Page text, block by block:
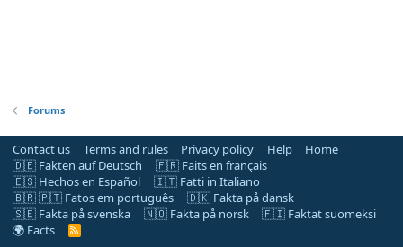
Forums
Contact us Terms and rules Privacy policy Help
Home
🇩🇪 Fakten auf Deutsch
🇫🇷 Faits en français
🇪🇸 Hechos en Español
🇮🇹 Fatti in Italiano
🇧🇷 🇵🇹 Fatos em português
🇩🇰 Fakta på dansk
🇸🇪 Fakta på svenska
🇳🇴 Fakta på norsk
🇫🇮 Faktat suomeksi
🌍 Facts
R